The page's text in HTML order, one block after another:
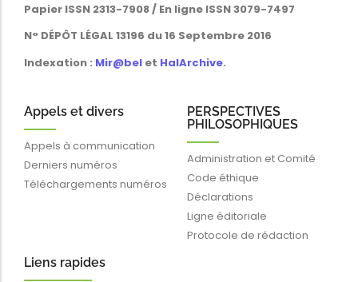
Papier ISSN 2313-7908 / En ligne ISSN 3079-7497
N° DÉPÔT LÉGAL 13196 du 16 Septembre 2016
Indexation : Mir@bel et HalArchive.
Appels et divers
Appels à communication
Derniers numéros
Téléchargements numéros
PERSPECTIVES
PHILOSOPHIQUES
Administration et Comité
Code éthique
Déclarations
Ligne éditoriale
Protocole de rédaction
Liens rapides